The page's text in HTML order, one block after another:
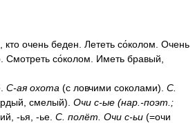
кто очень беден. Лететь со́колом. Очень
Смотреть со́колом. Иметь бравый,
С-ая охота (с ловчими соколами). С.
смелый). Очи с-ые (нар.-поэт.;
-ья, -ье. С. полёт. Очи с-ьи (=очи